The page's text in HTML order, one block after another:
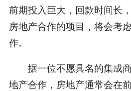
前期投入巨大，回款时间长
房地产合作的项目，将会考
作。
据一位不愿具名的集成
地产合作，房地产通常会在